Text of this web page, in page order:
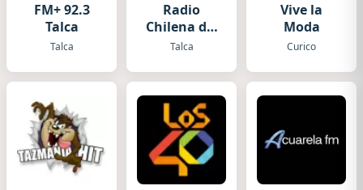
FM+ 92.3
Talca
Talca
Radio
Chilena del
Maule
Talca
Vive la
Moda
Curico